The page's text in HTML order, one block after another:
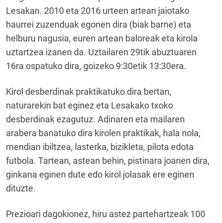
Lesakan. 2010 eta 2016 urteen artean jaiotako
haurrei zuzenduak egonen dira (biak barne) eta
helburu nagusia, euren artean baloreak eta kirola
uztartzea izanen da. Uztailaren 29tik abuztuaren
16ra ospatuko dira, goizeko 9:30etik 13:30era.
Kirol desberdinak praktikatuko dira bertan,
naturarekin bat eginez eta Lesakako txoko
desberdinak ezagutuz. Adinaren eta mailaren
arabera banatuko dira kirolen praktikak, hala nola,
mendian ibiltzea, lasterka, bizikleta, pilota edota
futbola. Tartean, astean behin, pistinara joanen dira,
ginkana eginen dute edo kirol jolasak ere eginen
dituzte.
Prezioari dagokionez, hiru astez partehartzeak 100